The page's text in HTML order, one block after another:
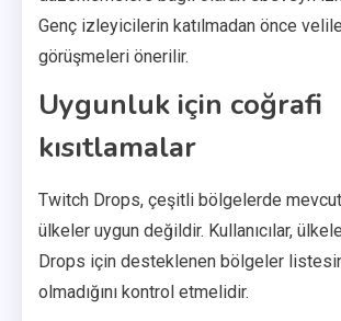
Genç izleyicilerin katılmadan önce
görüşmeleri önerilir.
Uygunluk için coğrafi
kısıtlamalar
Twitch Drops, çeşitli bölgelerde
ülkeler uygun değildir. Kullanıcılar,
Drops için desteklenen bölgeler
olmadığını kontrol etmelidir.